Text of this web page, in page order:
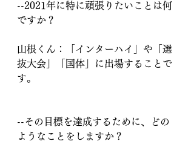
--2021年に特に頑張りたいことは何
ですか？
山根くん：「インターハイ」や「選
抜大会」「国体」に出場することで
す。
--その目標を達成するために、どの
ようなことをしますか？